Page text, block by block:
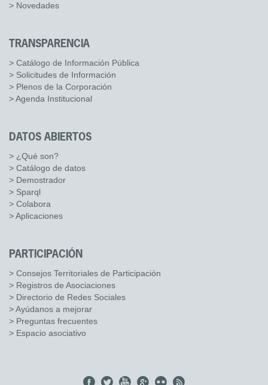
> Novedades
TRANSPARENCIA
> Catálogo de Información Pública
> Solicitudes de Información
> Plenos de la Corporación
> Agenda Institucional
DATOS ABIERTOS
> ¿Qué son?
> Catálogo de datos
> Demostrador
> Sparql
> Colabora
> Aplicaciones
PARTICIPACIÓN
> Consejos Territoriales de Participación
> Registros de Asociaciones
> Directorio de Redes Sociales
> Ayúdanos a mejorar
> Preguntas frecuentes
> Espacio asociativo